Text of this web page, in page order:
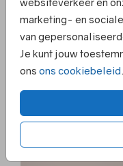
marketing- en
van
Je kunt jouw
ons ons cookiebeleid